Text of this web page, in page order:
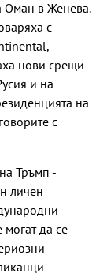
Оман в Женева.
с
нови срещи
и на
на
с
Тръмп -
личен
да се